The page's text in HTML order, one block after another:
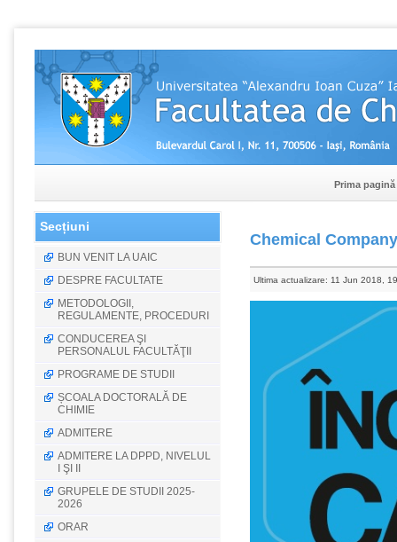
Prima pagină
Secțiuni
BUN VENIT LA UAIC
DESPRE FACULTATE
METODOLOGII,
REGULAMENTE, PROCEDURI
CONDUCEREA ŞI
PERSONALUL FACULTĂŢII
PROGRAME DE STUDII
ȘCOALA DOCTORALĂ DE
CHIMIE
ADMITERE
ADMITERE LA DPPD, NIVELUL
I ŞI II
GRUPELE DE STUDII 2025-
2026
ORAR
Chemical
Ultima actualizare: 11 Jun 2018,